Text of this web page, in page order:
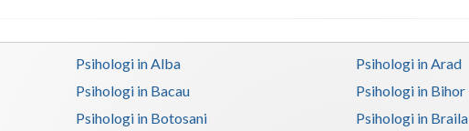
Psihologi in Alba Psihologi in Arad
Psihologi in Bacau
Psihologi in Bihor
Psihologi in Botosani
Psihologi in Braila